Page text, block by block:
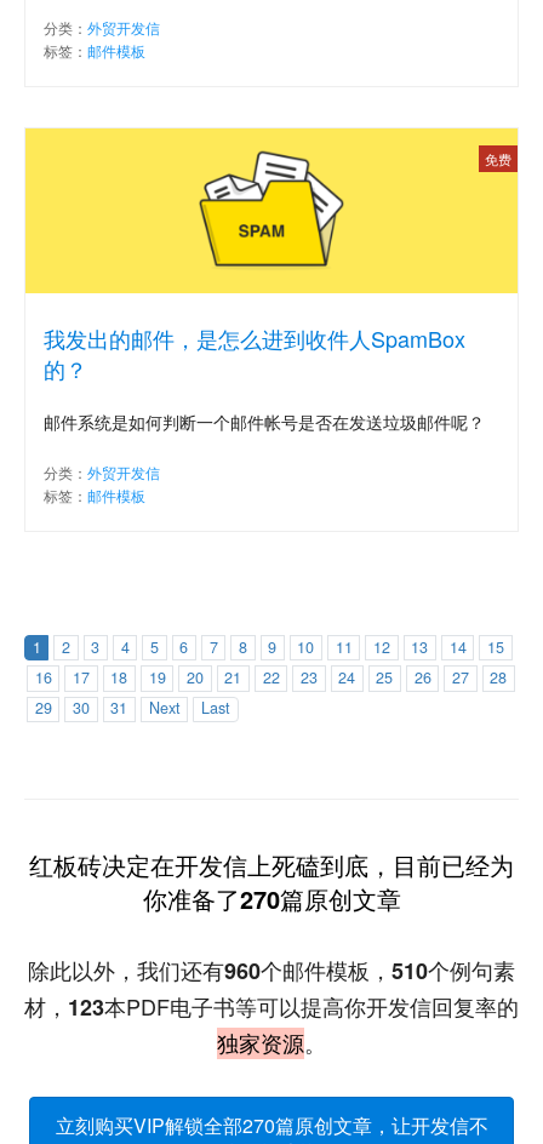
分类： 外贸开发信
标签： 邮件模板
我发出的邮件，是怎么进到收件人SpamBox
的？
免费
邮件系统是如何判断一个邮件帐号是否在发送垃圾邮件呢？
分类： 外贸开发信
标签： 邮件模板
1 2 3 4 5 6 7 8 9 10 11 12 13 14
15
16
17 18 19 20 21 22 23 24 25 26 27
28
29
30 31 Next Last
红板砖决定在开发信上死磕到底，目前已经为
你准备了270篇原创文章
除此以外，我们还有960个邮件模板， 510个例句素
材， 123本PDF电子书等可以提高你开发信回复率的
独家资源。
立刻购买VIP解锁全部270篇原创文章，让开发信不